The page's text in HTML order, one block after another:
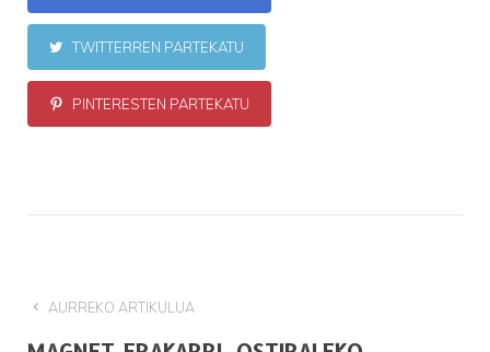
TWITTERREN PARTEKATU
PINTERESTEN PARTEKATU
AURREKO ARTIKULUA